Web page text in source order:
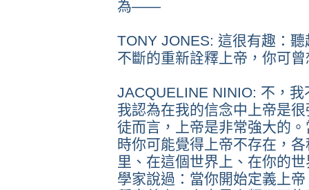
為——
TONY JONES: 這很有趣：
不斷的重新詮釋上帝，你可
JACQUELINE NINIO: 不，
我認為在我的信念中上帝是
徒而言，上帝是非常強大的
時你可能覺得上帝不存在，
里、在這個世界上、在你的
學家說過：當你開始定義上